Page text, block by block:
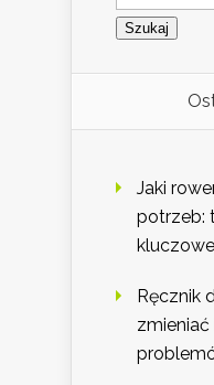
Jaki
potrzeb:
Ręcznik
zmieniać